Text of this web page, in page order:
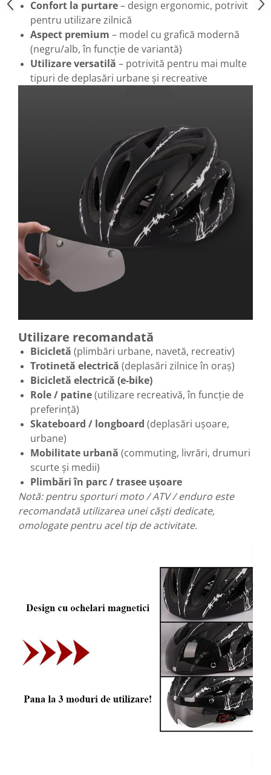
Confort la purtare– design ergonomic, potrivit
pentru utilizare zilnică
Aspect premium – model cu grafică modernă
(negru/alb, în funcție de variantă)
Utilizare versatilă – potrivită pentru mai multe
tipuri de deplasări urbane și recreative
Utilizare recomandată
Bicicletă (plimbări urbane, navetă, recreativ)
Trotinetă electrică (deplasări zilnice în oraș)
Bicicletă electrică (e-bike)
Role / patine(utilizare recreativă, în funcție de
preferință)
Skateboard / longboard (deplasări ușoare,
urbane)
Mobilitate urbană (commuting, livrări, drumuri
scurte și medii)
Plimbări în parc / trasee ușoare
Notă: pentru sporturi moto / ATV / enduro este
recomandată utilizarea unei căști dedicate,
omologate pentru acel tip de activitate.